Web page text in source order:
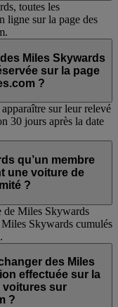
toutes les
ligne sur la page des
Miles Skywards
sur la page
?
sur leur relevé
30 jours après la date
qu’un membre
une voiture de
?
de Miles Skywards
Skywards cumulés
des Miles
effectuée sur la
voitures sur
?